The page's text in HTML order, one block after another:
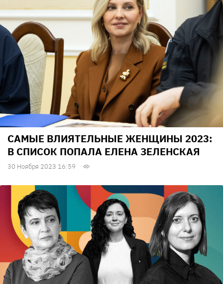
САМЫЕ ВЛИЯТЕЛЬНЫЕ ЖЕНЩИНЫ 2023:
В СПИСОК ПОПАЛА ЕЛЕНА ЗЕЛЕНСКАЯ
30 Ноября 2023 16:59